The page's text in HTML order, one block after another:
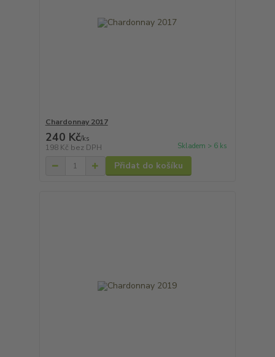
Chardonnay 2017
240 Kč/ks
198 Kč bez DPH Skladem > 6 ks
Přidat do košíku